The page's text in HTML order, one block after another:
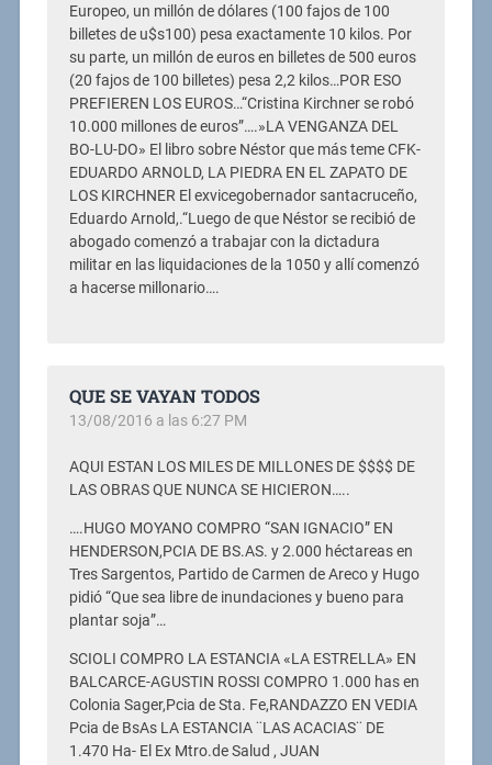
Europeo, un millón de dólares (100 fajos de 100
billetes de u$s100) pesa exactamente 10 kilos. Por
su parte, un millón de euros en billetes de 500 euros
(20 fajos de 100 billetes) pesa 2,2 kilos…POR ESO
PREFIEREN LOS EUROS…“Cristina Kirchner se robó
10.000 millones de euros”….»LA VENGANZA DEL
BO-LU-DO» El libro sobre Néstor que más teme CFK-
EDUARDO ARNOLD, LA PIEDRA EN EL ZAPATO DE
LOS KIRCHNER El exvicegobernador santacruceño,
Eduardo Arnold,.“Luego de que Néstor se recibió de
abogado comenzó a trabajar con la dictadura
militar en las liquidaciones de la 1050 y allí comenzó
a hacerse millonario….
QUE SE VAYAN TODOS
13/08/2016 a las 6:27 PM
AQUI ESTAN LOS MILES DE MILLONES DE $$$$ DE
LAS OBRAS QUE NUNCA SE HICIERON…..
….HUGO MOYANO COMPRO “SAN IGNACIO” EN
HENDERSON,PCIA DE BS.AS. y 2.000 héctareas en
Tres Sargentos, Partido de Carmen de Areco y Hugo
pidió “Que sea libre de inundaciones y bueno para
plantar soja”…
SCIOLI COMPRO LA ESTANCIA «LA ESTRELLA» EN
BALCARCE-AGUSTIN ROSSI COMPRO 1.000 has en
Colonia Sager,Pcia de Sta. Fe,RANDAZZO EN VEDIA
Pcia de BsAs LA ESTANCIA ¨LAS ACACIAS¨ DE
1.470 Ha- El Ex Mtro.de Salud , JUAN